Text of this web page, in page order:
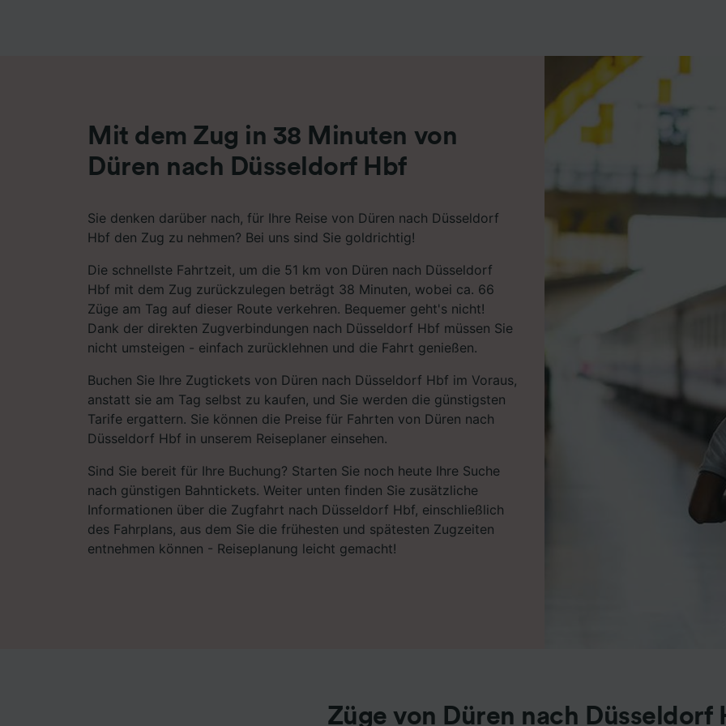
Mit dem Zug in 38 Minuten von
Düren nach Düsseldorf Hbf
Sie denken darüber nach, für Ihre Reise von Düren nach Düsseldorf
Hbf den Zug zu nehmen? Bei uns sind Sie goldrichtig!
Die schnellste Fahrtzeit, um die 51 km von Düren nach Düsseldorf
Hbf mit dem Zug zurückzulegen beträgt 38 Minuten, wobei ca. 66
Züge am Tag auf dieser Route verkehren. Bequemer geht's nicht!
Dank der direkten Zugverbindungen nach Düsseldorf Hbf müssen Sie
nicht umsteigen - einfach zurücklehnen und die Fahrt genießen.
Buchen Sie Ihre Zugtickets von Düren nach Düsseldorf Hbf im Voraus,
anstatt sie am Tag selbst zu kaufen, und Sie werden die günstigsten
Tarife ergattern. Sie können die Preise für Fahrten von Düren nach
Düsseldorf Hbf in unserem Reiseplaner einsehen.
Sind Sie bereit für Ihre Buchung? Starten Sie noch heute Ihre Suche
nach günstigen Bahntickets. Weiter unten finden Sie zusätzliche
Informationen über die Zugfahrt nach Düsseldorf Hbf, einschließlich
des Fahrplans, aus dem Sie die frühesten und spätesten Zugzeiten
entnehmen können - Reiseplanung leicht gemacht!
Züge von Düren nach Düsseldorf